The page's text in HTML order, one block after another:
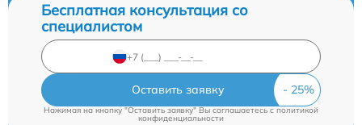
Бесплатная консультация со
специалистом
Оставить заявку
Нажимая на кнопку "Оставить заявку" Вы соглашаетесь c политикой
конфиденциальности